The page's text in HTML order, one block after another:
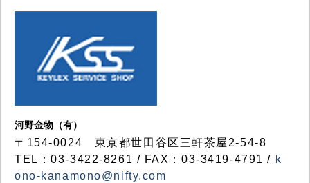
河野金物（有）
〒154-0024 東京都世田谷区三軒茶屋2-54-8
TEL：03-3422-8261 / FAX：03-3419-4791 / k
ono-kanamono@nifty.com